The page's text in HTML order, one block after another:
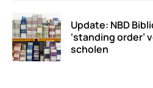
Update: NBD
‘standing order’
scholen